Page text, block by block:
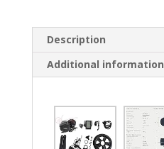
Description
Additional information